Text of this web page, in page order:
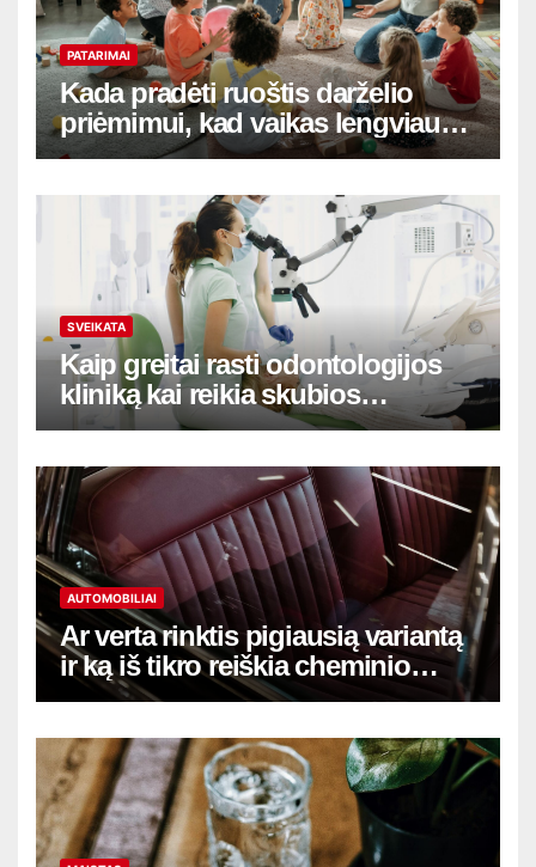
PATARIMAI
Kada pradėti ruoštis darželio
priėmimui, kad vaikas lengviau
adaptuotųsi
SVEIKATA
Kaip greitai rasti odontologijos
kliniką kai reikia skubios
pagalbos
AUTOMOBILIAI
Ar verta rinktis pigiausią variantą
ir ką iš tikro reiškia cheminio
salono valymo Vilniuje kaina